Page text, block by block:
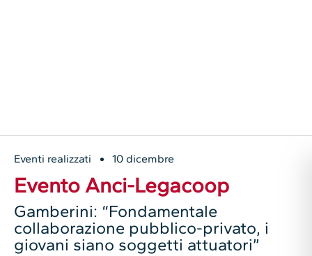
Eventi realizzati 10 dicembre
Evento Anci-Legacoop
Gamberini: “Fondamentale
collaborazione pubblico-privato, i
giovani siano soggetti attuatori”